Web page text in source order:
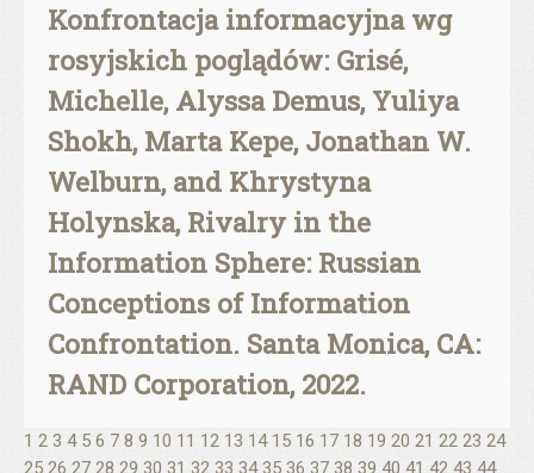
Konfrontacja informacyjna wg
rosyjskich poglądów: Grisé,
Michelle, Alyssa Demus, Yuliya
Shokh, Marta Kepe, Jonathan W.
Welburn, and Khrystyna
Holynska, Rivalry in the
Information Sphere: Russian
Conceptions of Information
Confrontation. Santa Monica, CA:
RAND Corporation, 2022.
1 2 3 4 5 6 7 8 9 10 11 12 13 14 15 16 17 18 19 20 21 22 23 24
25 26 27 28 29 30 31 32 33 34 35 36 37 38 39 40 41 42 43 44